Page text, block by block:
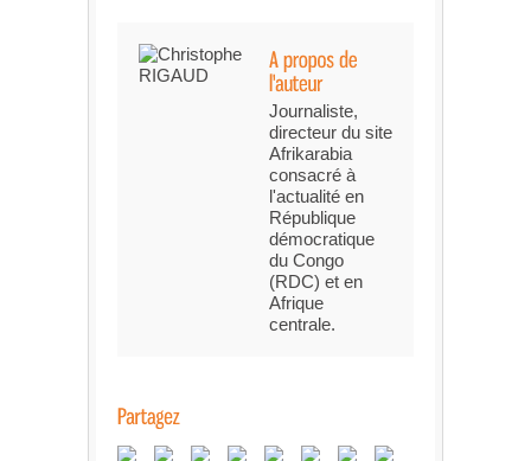
Journaliste,
directeur du site
Afrikarabia
consacré à
l'actualité en
République
démocratique
du Congo
(RDC) et en
Afrique
centrale.